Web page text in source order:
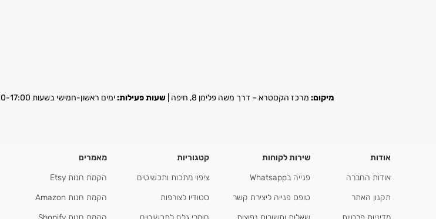
מיקום: מרכז הקסטרא – דרך משה פלימן 8, חיפה | שעות פעילות:ימים ראשון-חמישי בשעות 09:00-17:00 | ניתן ליצור קשר במספר
אודות
אודות החברה
תקנון האתר
שירות לקוחות
פנייה בWhatsapp
טופס פנייה ליצירת קשר
קטגוריות
ציפוי מתכות ותכשיטים
סטודיו לצורפות
מאמרים
הקמת חנות Etsy
הקמת חנות Amazon